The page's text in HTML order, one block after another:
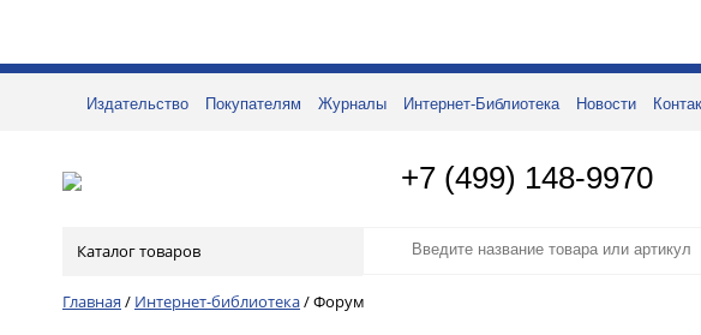
Издательство Покупателям Журналы Интернет-Библиотека Новости
+7 (499) 148-9970
Каталог товаров
Главная / Интернет-библиотека/Форум